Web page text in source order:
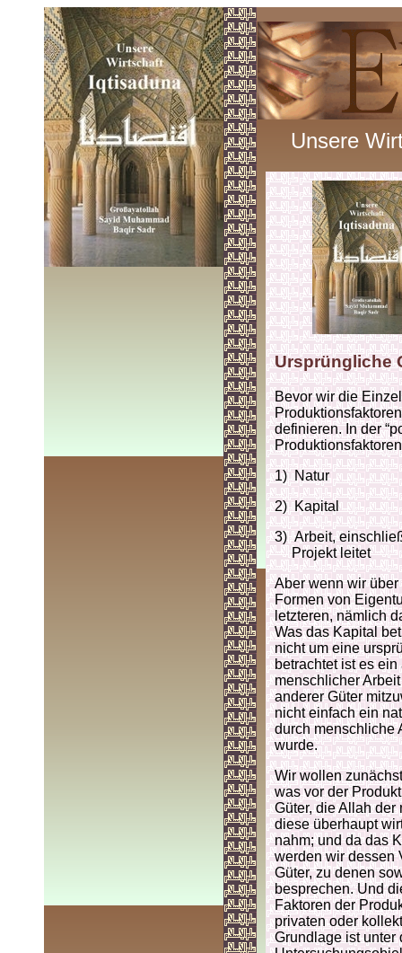
Unsere
Ursprüngliche
Bevor wir die
definieren. In der
1) Natur
2) Kapital
3) Arbeit,
Projekt leitet
Aber wenn wir
Formen von
letzteren, nämlich
Was das Kapital
nicht um eine
betrachtet ist es
menschlicher
anderer Güter
nicht einfach ein
durch menschliche
wurde.
Wir wollen
was vor der
Güter, die Allah
diese überhaupt
nahm; und da das
werden wir dessen
Güter, zu denen
besprechen. Und
Faktoren der
privaten oder
Grundlage ist unter